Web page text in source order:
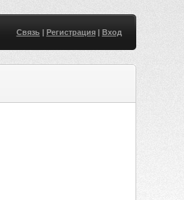
Связь| Регистрация| Вход